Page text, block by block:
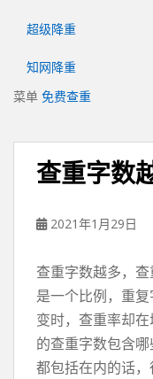
超级降重
知网降重
菜单 免费查重
查重字数
2021年1月29日
查重字数越多，
是一个比例，重
变时，查重率却
的查重字数包含
都包括在内的话，